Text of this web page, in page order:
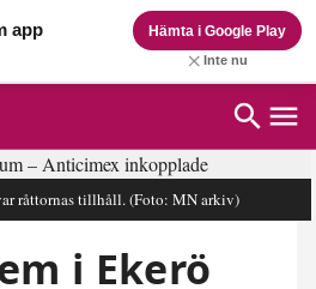
app Hämta i Google Play
Inte nu
råttornas tillhåll.(Foto: MN arkiv)
i Ekerö